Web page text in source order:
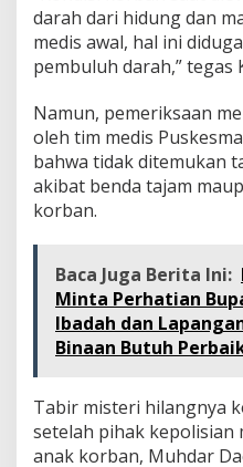
darah dari hidung dan
medis awal, hal ini
pembuluh darah,” tegas
Namun, pemeriksaan
oleh tim medis
bahwa tidak ditemukan
akibat benda tajam
korban.
Baca Juga Berita Ini:
Minta Perhatian
Ibadah dan
Binaan Butuh
Tabir misteri hilangnya
setelah pihak kepolisian
anak korban, Muhdar